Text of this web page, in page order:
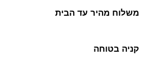
משלוח מהיר עד הבית
קניה בטוחה